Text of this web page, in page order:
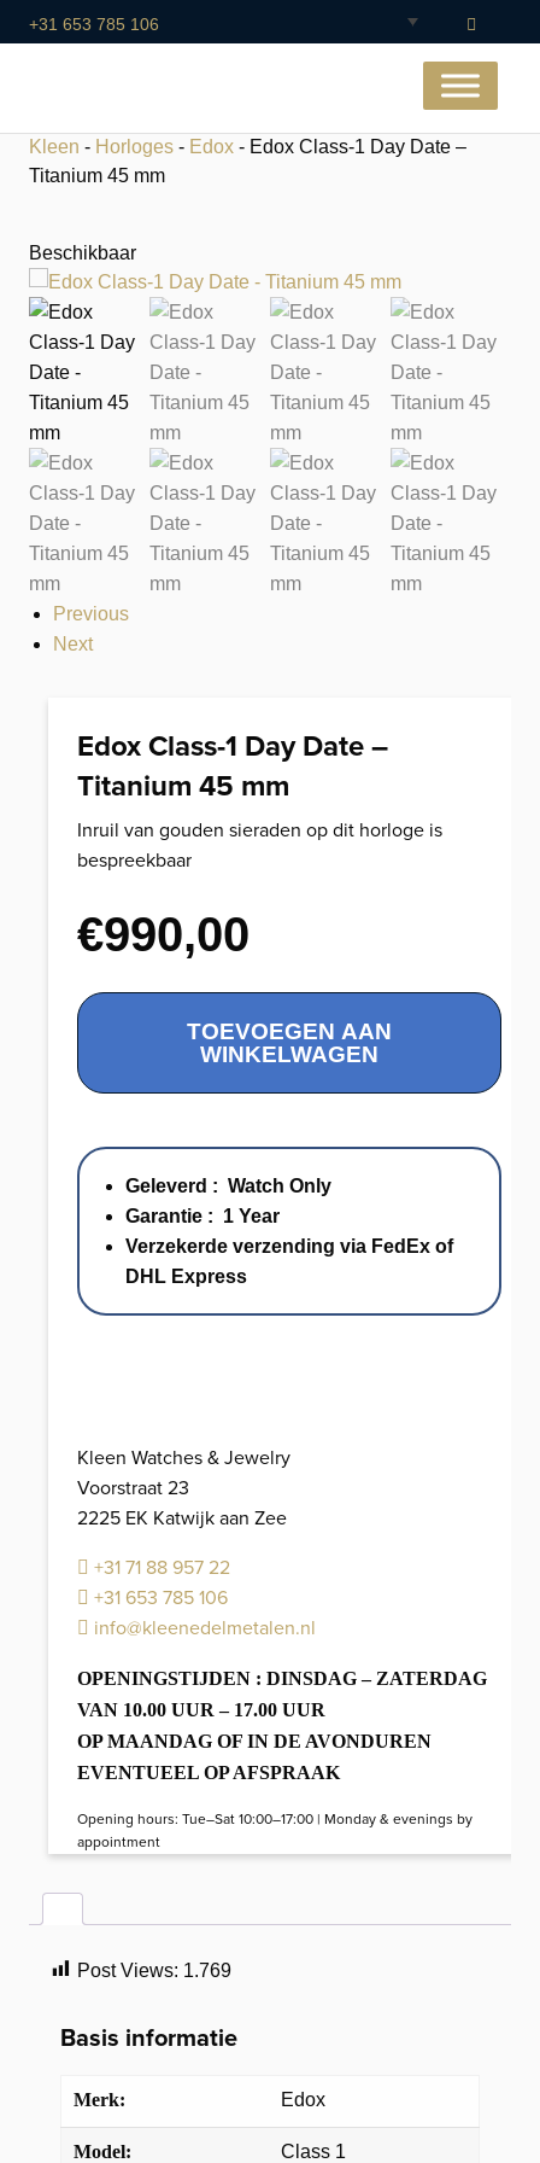
+31 653 785 106
Kleen - Horloges - Edox - Edox Class-1 Day Date –
Titanium 45 mm
Beschikbaar
Previous
Next
Edox Class-1 Day Date –
Titanium 45 mm
Inruil van gouden sieraden op dit horloge is
bespreekbaar
€990,00
Edox
1
Day
-
Titanium
TOEVOEGEN AAN
WINKELWAGEN
Geleverd : Watch Only
Garantie : 1 Year
Verzekerde verzending via FedEx of
DHL Express
Kleen Watches & Jewelry
Voorstraat 23
2225 EK Katwijk aan Zee
+31 71 88 957 22
+31 653 785 106
info@kleenedelmetalen.nl
OPENINGSTIJDEN : DINSDAG – ZATERDAG
VAN 10.00 UUR – 17.00 UUR
OP MAANDAG OF IN DE AVONDUREN
EVENTUEEL OP AFSPRAAK
Opening hours: Tue–Sat 10:00–17:00 | Monday & evenings by
appointment
Post Views: 1.769
Basis informatie
Merk: Edox
Model: Class 1